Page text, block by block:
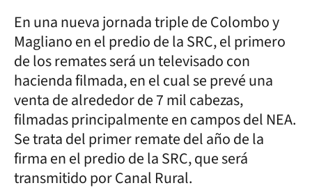
En una nueva jornada triple de Colombo y
Magliano en el predio de la SRC, el primero
de los remates será un televisado con
hacienda filmada, en el cual se prevé una
venta de alrededor de 7 mil cabezas,
filmadas principalmente en campos del NEA.
Se trata del primer remate del año de la
firma en el predio de la SRC, que será
transmitido por Canal Rural.